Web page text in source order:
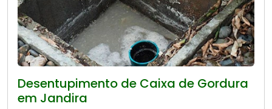
Desentupimento de Caixa de Gordura
em Jandira